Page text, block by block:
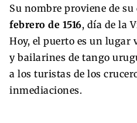
Su nombre proviene de
febrero de 1516, día de la
Hoy, el puerto es un lugar
y bailarines de tango
a los turistas de los
inmediaciones.